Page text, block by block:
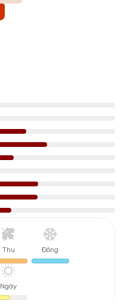
Thu Đông
Ngày